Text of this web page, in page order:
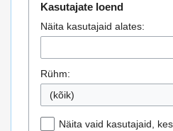
Kasutajate loend
Näita kasutajaid alates:
Rühm:
(kõik)
Näita vaid kasutajaid,